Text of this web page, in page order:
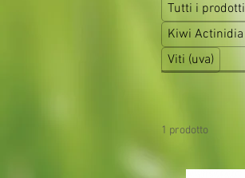
Tutti i prodotti
Kiwi Actinidia
Viti (uva)
1 prodotto